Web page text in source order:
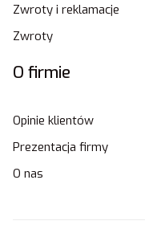
Zwroty i reklamacje
Zwroty
O firmie
Opinie klientów
Prezentacja firmy
O nas